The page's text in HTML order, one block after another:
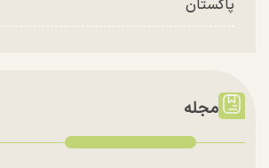
پاکستان
مجله